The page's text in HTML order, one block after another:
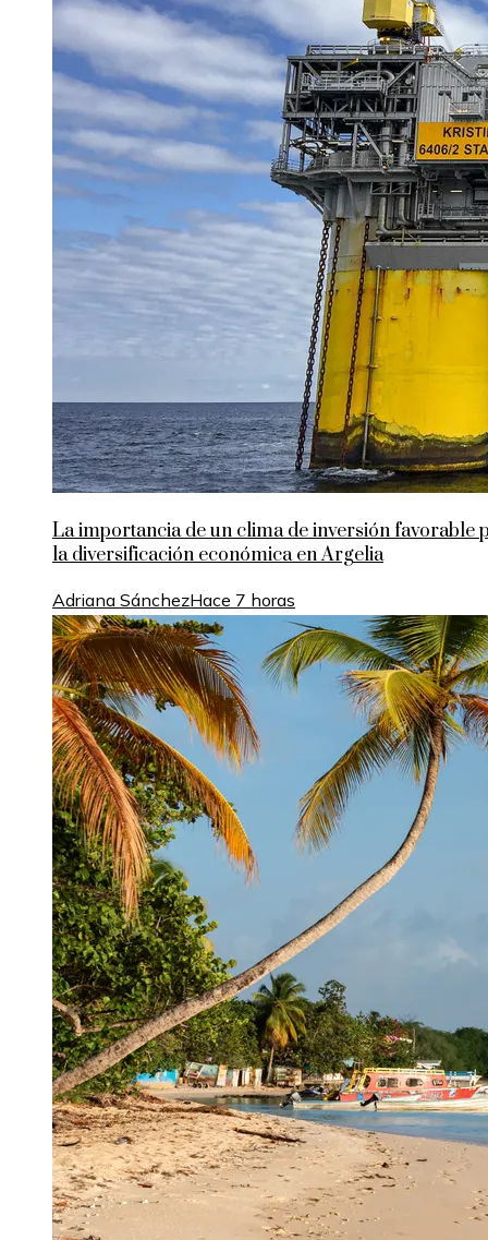
La importancia de un clima de inversión favorable
la diversificación económica en Argelia
Adriana SánchezHace 7 horas